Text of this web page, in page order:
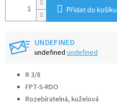
Přidat do košíku
UNDEFINED
undefined undefined
R 3/8
FPT-S-RDO
Rozebíratelná, kuželová